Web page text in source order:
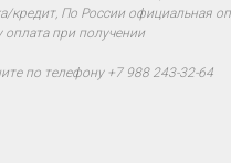
кредит, По России официальная
оплата при получении
по телефону +7 988 243-32-64